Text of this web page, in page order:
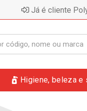
Já é cliente
Higiene, beleza e